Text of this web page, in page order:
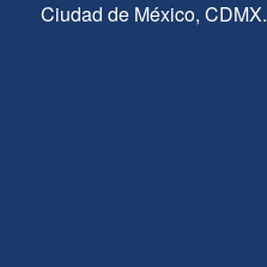
Ciudad de México, CDMX.